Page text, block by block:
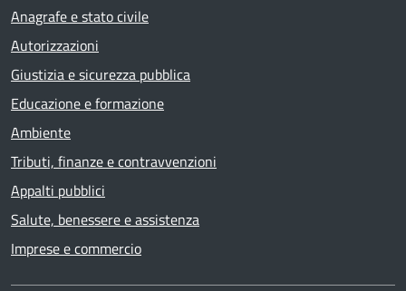
Anagrafe e stato civile
Autorizzazioni
Giustizia e sicurezza pubblica
Educazione e formazione
Ambiente
Tributi, finanze e contravvenzioni
Appalti pubblici
Salute, benessere e assistenza
Imprese e commercio